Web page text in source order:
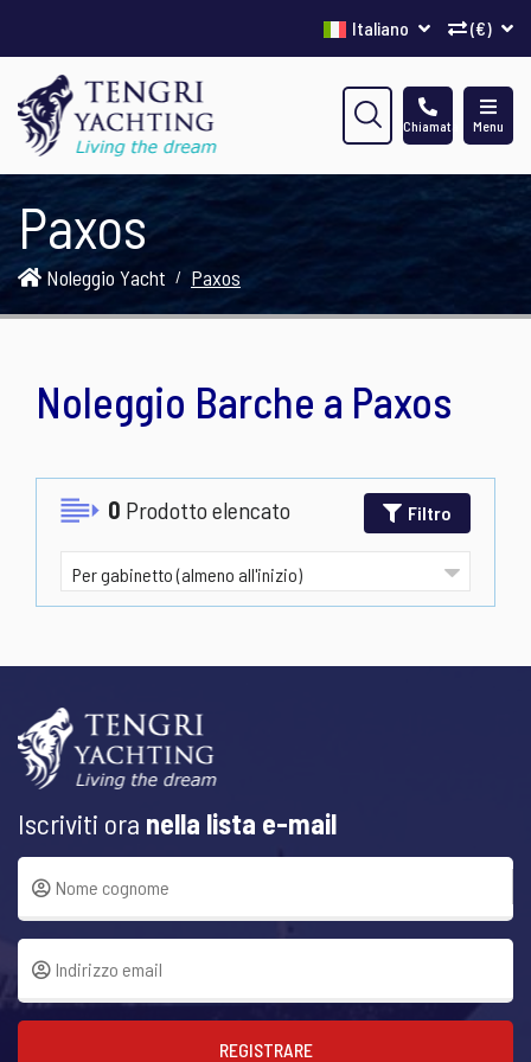
(€)
Italiano
Menu
Chiamata
Paxos
Noleggio Yacht Paxos
Noleggio Barche a Paxos
0 Prodotto elencato Filtro
Iscriviti ora nella lista e-mail
REGISTRARE